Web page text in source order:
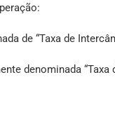
de “Taxa de
denominada